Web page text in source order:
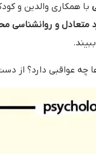
با همکاری والدین و
متعادل و روانشناسی
عواقبی دارد؟ از